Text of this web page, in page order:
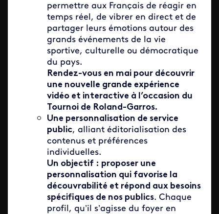
permettre aux Français de réagir en
temps réel, de vibrer en direct et de
partager leurs émotions autour des
grands événements de la vie
sportive, culturelle ou démocratique
du pays.
Rendez-vous en mai pour découvrir
une nouvelle grande expérience
vidéo et interactive à l’occasion du
Tournoi de Roland-Garros.
Une personnalisation de service
public, alliant éditorialisation des
contenus et préférences
individuelles.
Un objectif : proposer une
personnalisation qui favorise la
découvrabilité et répond aux besoins
spécifiques de nos publics. Chaque
profil, qu’il s’agisse du foyer en